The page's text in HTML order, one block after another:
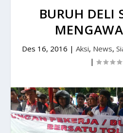
BURUH DELI
Des 16, 2016 | Aksi, News,
|